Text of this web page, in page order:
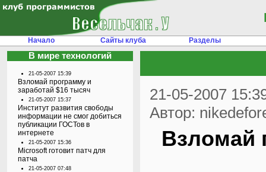
Начало Сайты клуба Разделы
В мире технологий
21-05-2007 15:39
Взломай программу и
заработай $16 тысяч
21-05-2007 15:37
Институт развития свободы
информации не смог добиться
публикации ГОСТов в
интернете
21-05-2007 15:36
Microsoft готовит патч для
патча
21-05-2007 07:48
21-05-2007
Автор:
Взломай